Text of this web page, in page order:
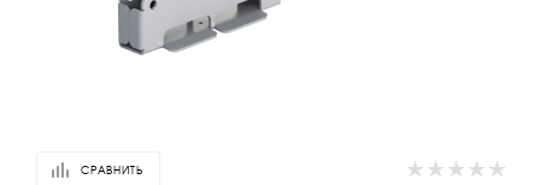
СРАВНИТЬ